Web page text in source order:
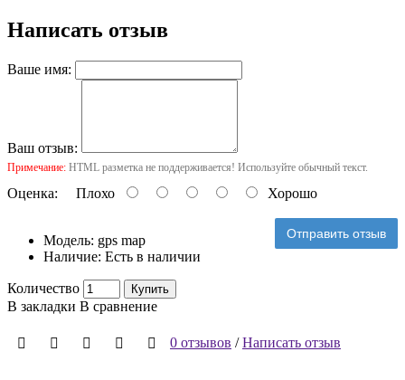
Написать отзыв
Ваше имя:
Ваш отзыв:
Примечание: HTML разметка не поддерживается! Используйте обычный текст.
Оценка: Плохо Хорошо
Отправить отзыв
Модель: gps map
Наличие: Есть в наличии
Количество Купить
В закладки В сравнение
0 отзывов /Написать отзыв